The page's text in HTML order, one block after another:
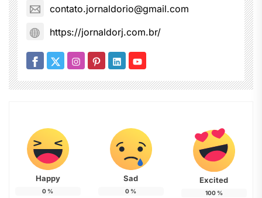
contato.jornaldorio@gmail.com
https://jornaldorj.com.br/
Happy
0 %
Sad
0 %
Excited
100%